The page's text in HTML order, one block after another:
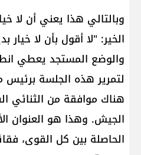
وبالتالي هذا يعني أن لا
الخير: "لا أقول بأن لا خيار
والوضع المستجد يعطي
لتمرير هذه الجلسة
هناك موافقة من الثنائي
الجيش. وهذا هو العنوان
الحاصلة بين كل القوى،